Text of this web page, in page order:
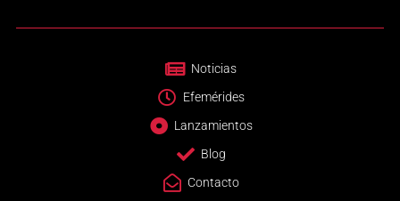
Noticias
Efemérides
Lanzamientos
Blog
Contacto